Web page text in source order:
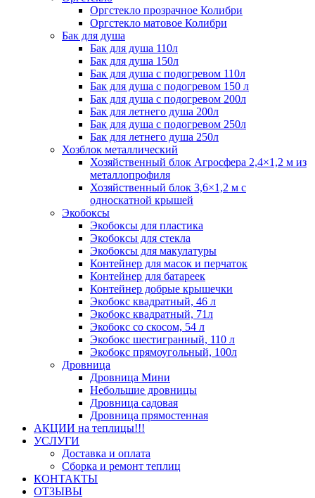
Оргстекло прозрачное Колибри
Оргстекло матовое Колибри
Бак для душа
Бак для душа 110л
Бак для душа 150л
Бак для душа с подогревом 110л
Бак для душа с подогревом 150 л
Бак для душа с подогревом 200л
Бак для летнего душа 200л
Бак для душа с подогревом 250л
Бак для летнего душа 250л
Хозблок металлический
Хозяйственный блок Агросфера 2,4×1,2 м из
металлопрофиля
Хозяйственный блок 3,6×1,2 м с
односкатной крышей
Экобоксы
Экобоксы для пластика
Экобоксы для стекла
Экобоксы для макулатуры
Контейнер для масок и перчаток
Контейнер для батареек
Контейнер добрые крышечки
Экобокс квадратный, 46 л
Экобокс квадратный, 71л
Экобокс со скосом, 54 л
Экобокс шестигранный, 110 л
Экобокс прямоугольный, 100л
Дровница
Дровница Мини
Небольшие дровницы
Дровница садовая
Дровница прямостенная
АКЦИИ на теплицы!!!
УСЛУГИ
Доставка и оплата
Сборка и ремонт теплиц
КОНТАКТЫ
ОТЗЫВЫ